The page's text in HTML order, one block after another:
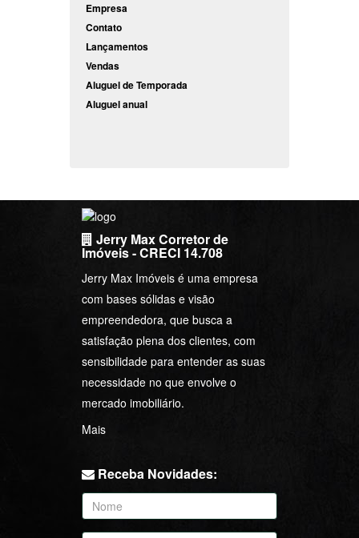
Empresa
Contato
Lançamentos
Vendas
Aluguel de Temporada
Aluguel anual
Jerry Max Corretor de
Imóveis - CRECI 14.708
Jerry Max Imóveis é uma empresa
com bases sólidas e visão
empreendedora, que busca a
satisfação plena dos clientes, com
sensibilidade para entender as suas
necessidade no que envolve o
mercado imobiliário.
Mais
Receba Novidades: